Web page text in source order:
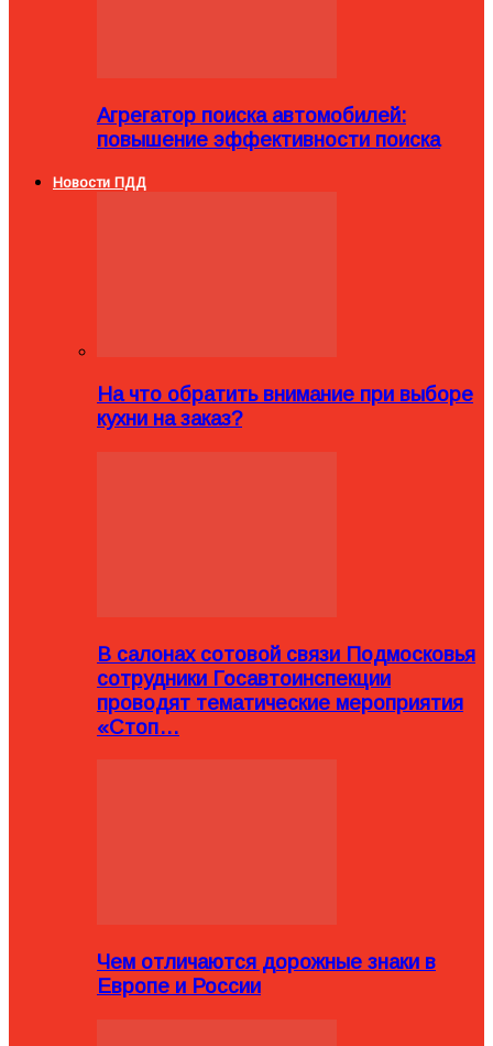
Агрегатор поиска автомобилей:
повышение эффективности поиска
Новости ПДД
На что обратить внимание при выборе
кухни на заказ?
В салонах сотовой связи Подмосковья
сотрудники Госавтоинспекции
проводят тематические мероприятия
«Стоп…
Чем отличаются дорожные знаки в
Европе и России